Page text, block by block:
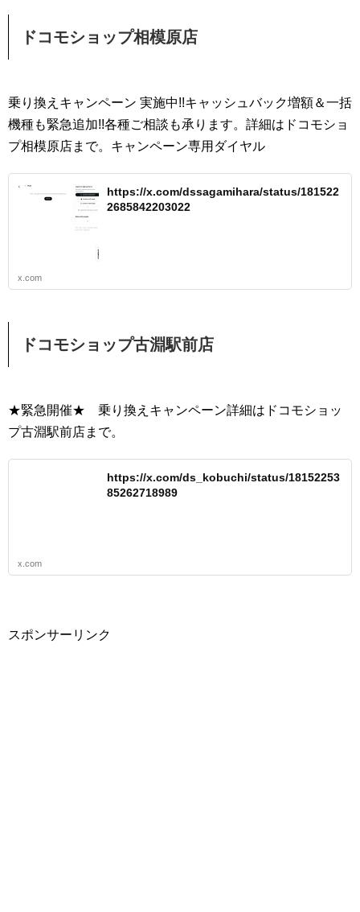
ドコモショップ相模原店
乗り換えキャンペーン 実施中!!キャッシュバック増額＆一括
機種も緊急追加!!各種ご相談も承ります。詳細はドコモショ
プ相模原店まで。キャンペーン専用ダイヤル
https://x.com/dssagamihara/status/181522
2685842203022
x.com
ドコモショップ古淵駅前店
★緊急開催★ 乗り換えキャンペーン詳細はドコモショッ
プ古淵駅前店まで。
https://x.com/ds_kobuchi/status/18152253
85262718989
x.com
スポンサーリンク